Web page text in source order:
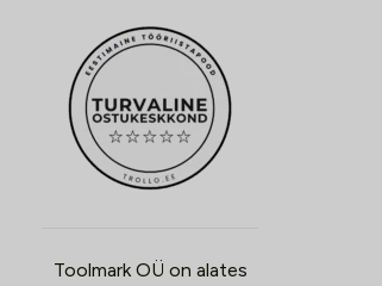
Toolmark OÜ on alates